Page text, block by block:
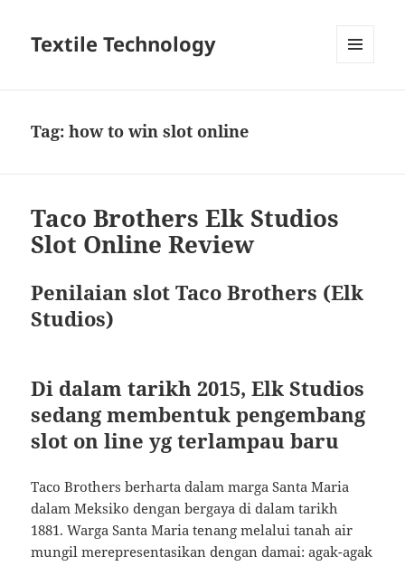
Textile Technology
Tag:how to win slot online
Taco Brothers Elk Studios
Slot Online Review
Penilaian slot Taco Brothers (Elk
Studios)
Di dalam tarikh 2015, Elk Studios
sedang membentuk pengembang
slot on line yg terlampau baru
Taco Brothers berharta dalam marga Santa Maria
dalam Meksiko dengan bergaya di dalam tarikh
1881. Warga Santa Maria tenang melalui tanah air
mungil merepresentasikan dengan damai: agak-agak